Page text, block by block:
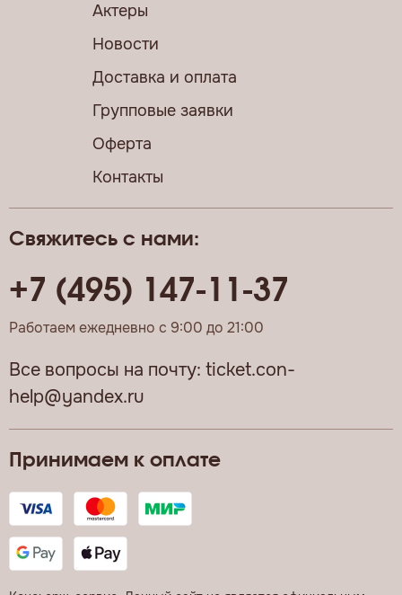
Принимаем к оплате
Свяжитесь с нами:
+7 (495) 147-11-37
Работаем ежедневно с 9:00 до 21:00
Все вопросы на почту: ticket.con-
help@yandex.ru
Актеры
Новости
Доставка и оплата
Групповые заявки
Оферта
Контакты